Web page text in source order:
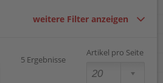
weitere Filter anzeigen
5 Ergebnisse
Artikel pro Seite